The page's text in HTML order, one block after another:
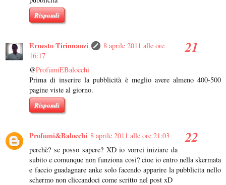
Rispondi
Ernesto Tirinnanzi
8 aprile 2011 alle ore
16:17
@ProfumiEBalocchi
Prima di inserire la pubblicità è meglio avere almeno 400-500
pagine viste al giorno.
Rispondi
Profumi&Balocchi 8 aprile 2011 alle ore 21:03
perchè? se posso sapere? XD io vorrei iniziare da
subito e comunque non funziona cosi? cioe io entro nella skermata
e faccio guadagnare anke solo facendo apparire la pubblicita nello
schermo non cliccandoci come scritto nel post xD